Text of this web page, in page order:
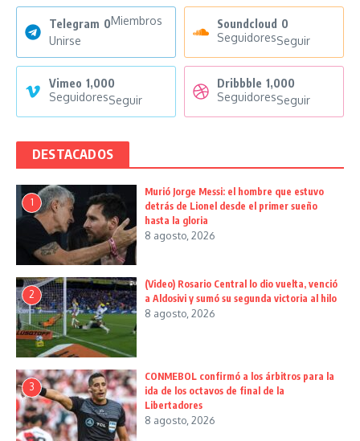
Telegram 0Miembros
Unirse
Soundcloud 0
SeguidoresSeguir
Vimeo 1,000
SeguidoresSeguir
Dribbble 1,000
SeguidoresSeguir
DESTACADOS
1
Murió Jorge Messi: el hombre que estuvo
detrás de Lionel desde el primer sueño
hasta la gloria
8 agosto, 2026
2
(Video) Rosario Central lo dio vuelta, venció
a Aldosivi y sumó su segunda victoria al hilo
8 agosto, 2026
3
CONMEBOL confirmó a los árbitros para la
ida de los octavos de final de la
Libertadores
8 agosto, 2026